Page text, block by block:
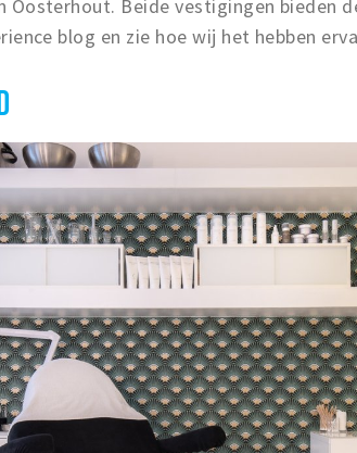
Oosterhout. Beide vestigingen bieden
blog en zie hoe wij het hebben